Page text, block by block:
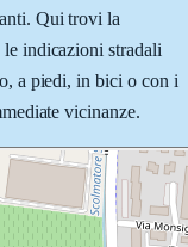
Qui trovi la
indicazioni stradali
a piedi, in bici o con i
vicinanze.